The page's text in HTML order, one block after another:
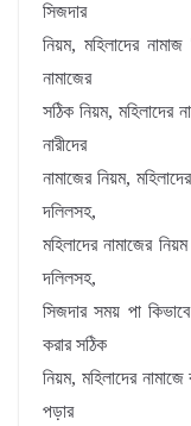
সিজদার
নিয়ম, মহিলাদের
নামাজের
সঠিক নিয়ম, মহিলাদের
নারীদের
নামাজের নিয়ম,
দলিলসহ,
মহিলাদের নামাজের
দলিলসহ,
সিজদার সময় পা
করার সঠিক
নিয়ম, মহিলাদের
পড়ার